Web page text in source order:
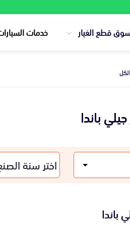
قطع الغيار خدمات
الكل
باندا
باندا